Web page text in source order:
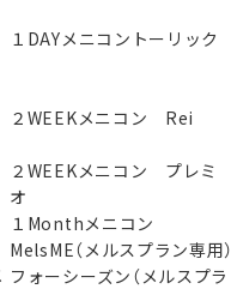
１DAYメニコントーリック
２WEEKメニコン Rei
２WEEKメニコン プレミ
オ
１Monthメニコン
MelsME（メルスプラン専用）
フォーシーズン（メルスプラ